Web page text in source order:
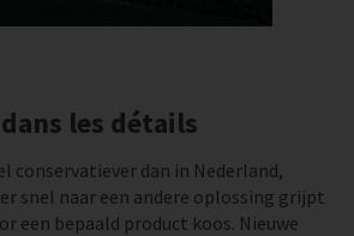
les détails
conservatiever dan in Nederland,
snel naar een andere oplossing grijpt
een bepaald product koos. Nieuwe